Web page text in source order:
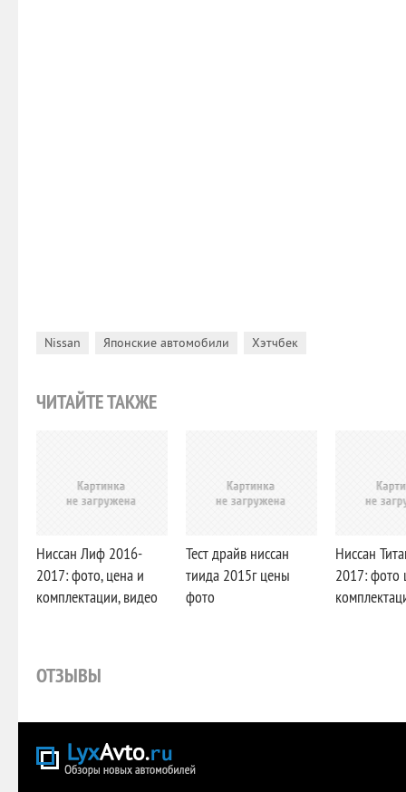
Nissan Японские автомобили Хэтчбек
ЧИТАЙТЕ ТАКЖЕ
Ниссан Лиф 2016-
2017: фото, цена и
комплектации, видео
Тест драйв ниссан
тиида 2015г цены
фото
Ниссан
2017: фото
ОТЗЫВЫ